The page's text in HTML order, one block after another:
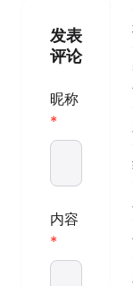
发表
评论
昵称
内容